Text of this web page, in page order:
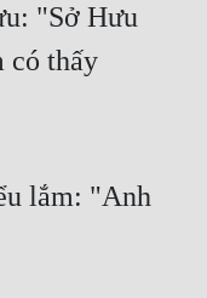
"Sở Hưu
có thấy
lắm: "Anh